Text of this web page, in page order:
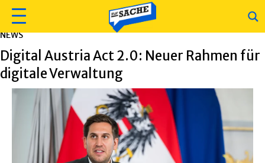
NEWS
Digital Austria Act 2.0: Neuer Rahmen für
digitale Verwaltung